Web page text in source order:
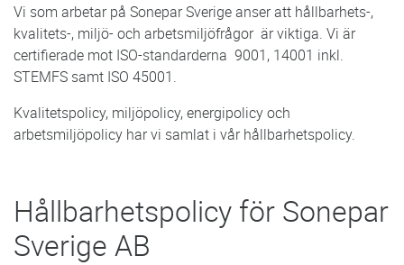
Vi som arbetar på Sonepar Sverige anser att hållbarhets-,
kvalitets-, miljö- och arbetsmiljöfrågor är viktiga. Vi är
certifierade mot ISO-standarderna 9001, 14001 inkl.
STEMFS samt ISO 45001.
Kvalitetspolicy, miljöpolicy, energipolicy och
arbetsmiljöpolicy har vi samlat i vår hållbarhetspolicy.
Hållbarhetspolicy för Sonepar
Sverige AB